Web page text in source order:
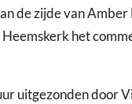
de zijde van
het
uitgezonden door